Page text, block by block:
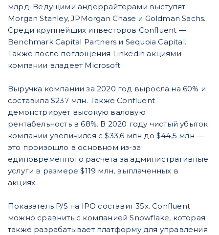
млрд. Ведущими андеррайтерами выступят
Morgan Stanley, JPMorgan Chase и Goldman Sachs.
Среди крупнейших инвесторов Confluent —
Benchmark Capital Partners и Sequoia Capital.
Также после поглощения Linkedin акциями
компании владеет Microsoft.
Выручка компании за 2020 год выросла на 60% и
составила $237 млн. Также Confluent
демонстрирует высокую валовую
рентабельность в 68%. В 2020 году чистый убыток
компании увеличился с $33,6 млн до $44,5 млн —
это произошло в основном из-за
единовременного расчета за административные
услуги в размере $119 млн, выплаченных в
акциях.
Показатель P/S на IPO составит 35х. Confluent
можно сравнить с компанией Snowflake, которая
также разрабатывает платформу для управления